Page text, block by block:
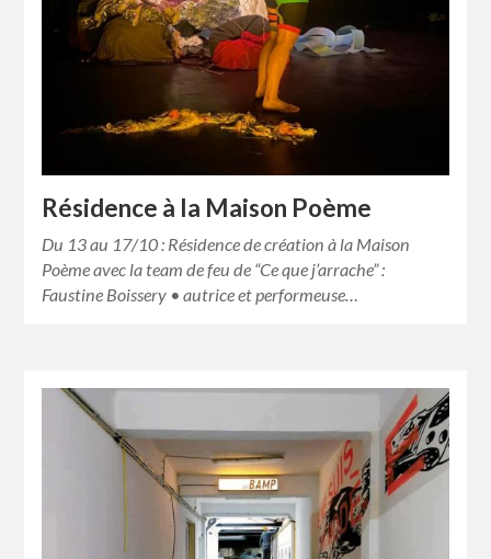
Résidence à la Maison Poème
Du 13 au 17/10 : Résidence de création à la Maison
Poème avec la team de feu de “Ce que j’arrache” :
Faustine Boissery • autrice et performeuse…